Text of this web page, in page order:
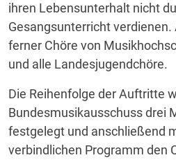
ihren Lebensunterhalt nicht
Gesangsunterricht
ferner Chöre von
und alle Landesjugendchöre.
Die Reihenfolge der Auftritte
Bundesmusikausschuss drei
festgelegt und anschließend
verbindlichen Programm den